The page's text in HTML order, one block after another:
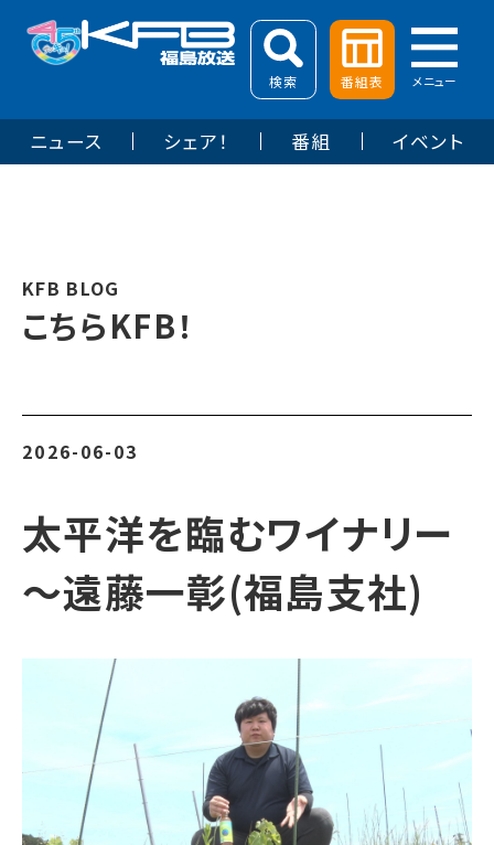
検索 番組表 メニュー
ニュース シェア！ 番組 イベント
KFB BLOG
こちらKFB！
2026-06-03
太平洋を臨むワイナリー
～遠藤一彰(福島支社)